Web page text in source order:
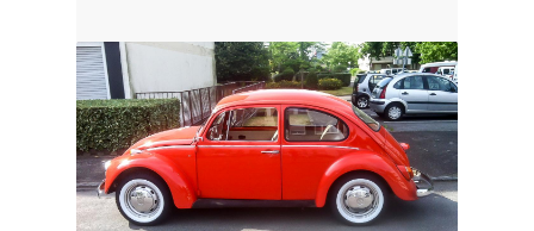
BONJOURLAVIEILLE ?
MODÈLES ET MARQUES
COMMENT FONCTIONNE BLV ?